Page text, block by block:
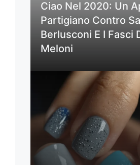
Ciao Nel 2020: Un
Partigiano Contro
Berlusconi E I Fasci
Meloni